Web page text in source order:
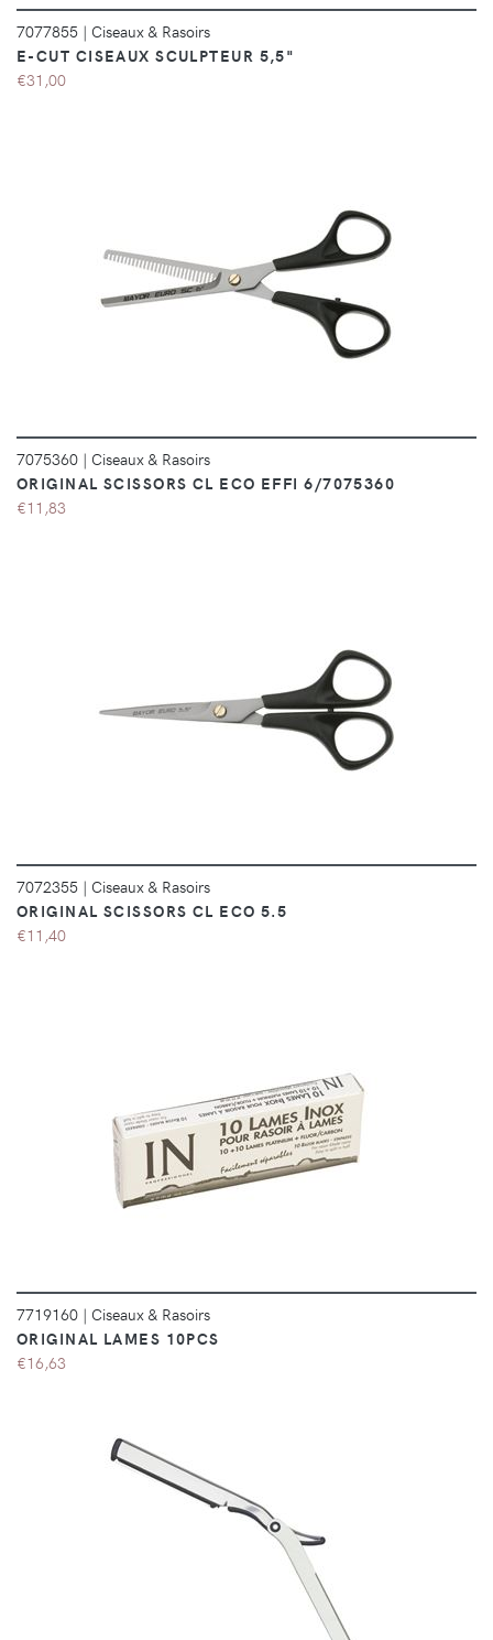
7077855 | Ciseaux & Rasoirs
E-CUT CISEAUX SCULPTEUR 5,5"
€31,00
DÉTAILS
7075360 | Ciseaux & Rasoirs
ORIGINAL SCISSORS CL ECO EFFI 6/7075360
€11,83
DÉTAILS
7072355 | Ciseaux & Rasoirs
ORIGINAL SCISSORS CL ECO 5.5
€11,40
DÉTAILS
7719160 | Ciseaux & Rasoirs
ORIGINAL LAMES 10PCS
€16,63
DÉTAILS